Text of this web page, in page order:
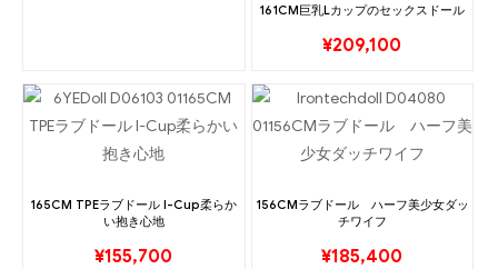
161CM巨乳Lカップのセックスドール
¥209,100
165CM TPEラブドール I-Cup柔らか
い抱き心地
¥155,700
156CMラブドール ハーフ美少女ダッ
チワイフ
¥185,400